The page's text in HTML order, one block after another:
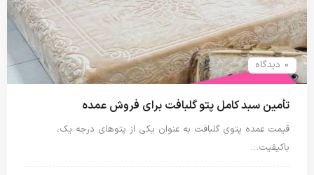
0 دیدگاه
تأمین سبد کامل پتو گلبافت برای فروش عمده
قیمت عمده پتوی گلبافت به عنوان یکی از پتوهای درجه یک،
باکیفیت…